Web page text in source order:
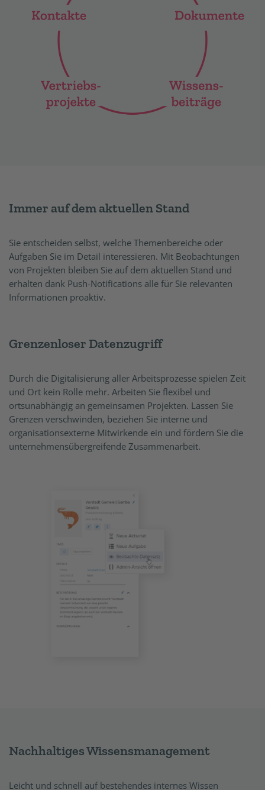
Immer auf dem aktuellen Stand
Sie entscheiden selbst, welche Themenbereiche oder
Aufgaben Sie im Detail interessieren. Mit Beobachtungen
von Projekten bleiben Sie auf dem aktuellen Stand und
erhalten dank Push-Notifications alle für Sie relevanten
Informationen proaktiv.
Grenzenloser Datenzugriff
Durch die Digitalisierung aller Arbeitsprozesse spielen Zeit
und Ort kein Rolle mehr. Arbeiten Sie flexibel und
ortsunabhängig an gemeinsamen Projekten. Lassen Sie
Grenzen verschwinden, beziehen Sie interne und
organisationsexterne Mitwirkende ein und fördern Sie die
unternehmensübergreifende Zusammenarbeit.
Nachhaltiges Wissensmanagement
Leicht und schnell auf bestehendes internes Wissen